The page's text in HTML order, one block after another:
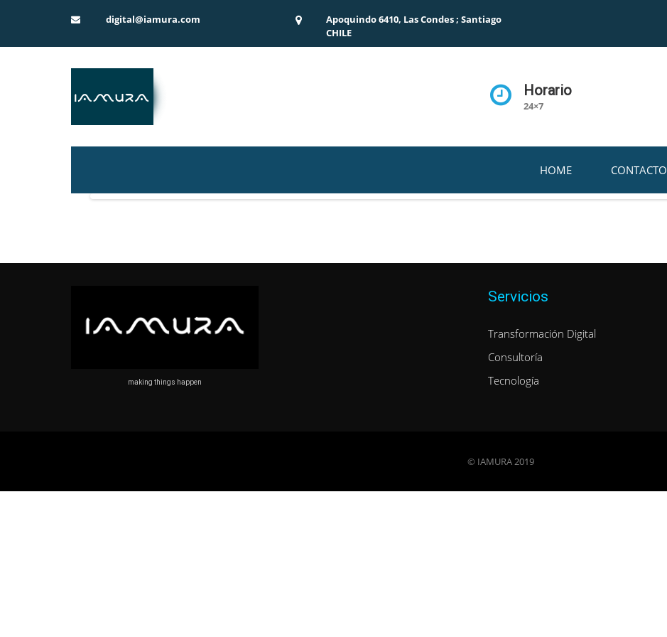
digital@iamura.com
Apoquindo 6410, Las Condes ; Santiago
CHILE
Horario
24×7
HOME CONTACTO
making things happen
Servicios
Transformación Digital
Consultoría
Tecnología
© IAMURA 2019